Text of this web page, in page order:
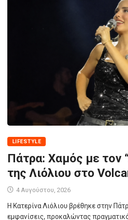
LIFESTYLE
Πάτρα: Χαμός με τον
της Λιόλιου στο
4 Αυγούστου, 2026
Η Κατερίνα Λιόλιου βρέθηκε στην
εμφανίσεις, προκαλώντας